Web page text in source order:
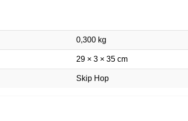
0,300 kg
29 × 3 × 35 cm
Skip Hop